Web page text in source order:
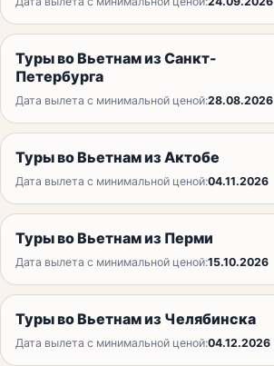
Туры во Вьетнам из Санкт-
Петербурга
Дата вылета с минимальной ценой:28.08.2026
Туры во Вьетнам из Актобе
Дата вылета с минимальной ценой:04.11.2026
Туры во Вьетнам из Перми
Дата вылета с минимальной ценой:15.10.2026
Туры во Вьетнам из Челябинска
Дата вылета с минимальной ценой:04.12.2026